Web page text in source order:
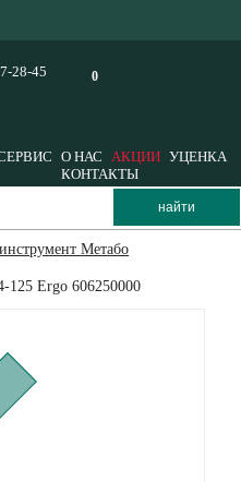
0
28-45
О НАС АКЦИИ УЦЕНКА
КОНТАКТЫ
Метабо
Ergo 606250000